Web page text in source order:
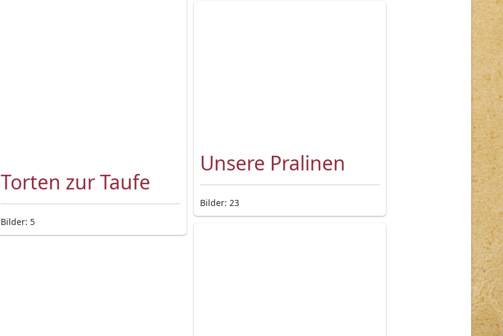
Torten zur Taufe
Bilder: 5
Unsere Pralinen
Bilder: 23